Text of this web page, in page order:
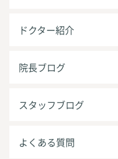
ドクター紹介
院長ブログ
スタッフブログ
よくある質問